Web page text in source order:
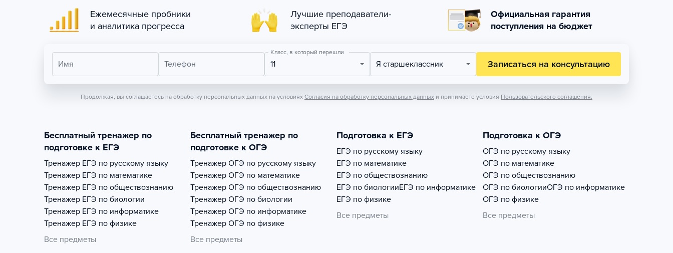
Ежемесячные пробники
и аналитика прогресса
Лучшие преподаватели-
эксперты ЕГЭ
Официальная гарантия
поступления на бюджет
Имя Телефон
Класс, в который перешли
11 Я старшеклассник Записаться на консультацию
Продолжая, вы соглашаетесь на обработку персональных данных на условиях Согласия на обработку персональных данных и принимаете условия Пользовательского соглашения.
Бесплатный тренажер по
подготовке к ЕГЭ
Тренажер ЕГЭ по русскому языку
Тренажер ЕГЭ по математике
Тренажер ЕГЭ по обществознанию
Тренажер ЕГЭ по биологии
Тренажер ЕГЭ по информатике
Тренажер ЕГЭ по физике
Все предметы
Бесплатный тренажер по
подготовке к ОГЭ
Тренажер ОГЭ по русскому языку
Тренажер ОГЭ по математике
Тренажер ОГЭ по обществознанию
Тренажер ОГЭ по биологии
Тренажер ОГЭ по информатике
Тренажер ОГЭ по физике
Все предметы
Подготовка к ЕГЭ
ЕГЭ по русскому языку
ЕГЭ по математике
ЕГЭ по обществознанию
ЕГЭ по биологииЕГЭ по информатике
ЕГЭ по физике
Все предметы
Подготовка к ОГЭ
ОГЭ по русскому языку
ОГЭ по математике
ОГЭ по обществознанию
ОГЭ по биологииОГЭ по информатике
ОГЭ по физике
Все предметы